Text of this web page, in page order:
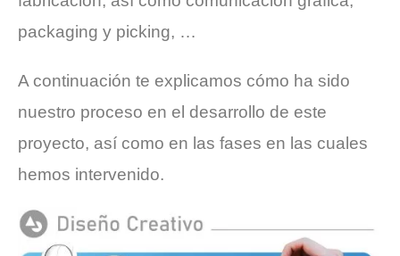
packaging y picking, …
A continuación te explicamos cómo ha sido
nuestro proceso en el desarrollo de este
proyecto, así como en las fases en las cuales
hemos intervenido.